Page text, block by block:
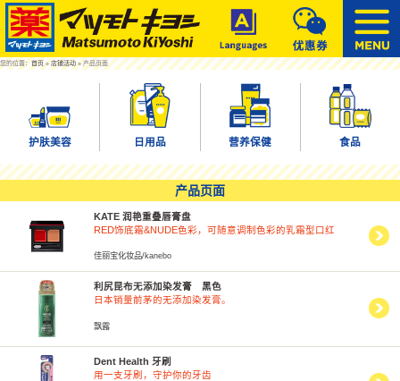
您的位置：首页»店铺活动» 产品页面
护肤美容 日用品 营养保健 食品
产品页面
KATE 润艳重叠唇膏盘
RED饰底霜&NUDE色彩，可随意调制色彩的乳霜型口红
佳丽宝化妆品/kanebo
利尻昆布无添加染发膏 黑色
日本销量前茅的无添加染发膏。
飘露
Dent Health 牙刷
用一支牙刷，守护你的牙齿